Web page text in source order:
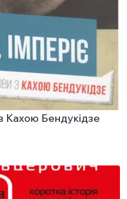
Кахою Бендукідзе